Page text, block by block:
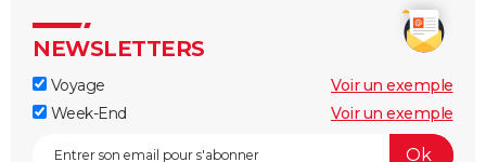
NEWSLETTERS
Voyage
Voir un exemple
Week-End
Voir un exemple